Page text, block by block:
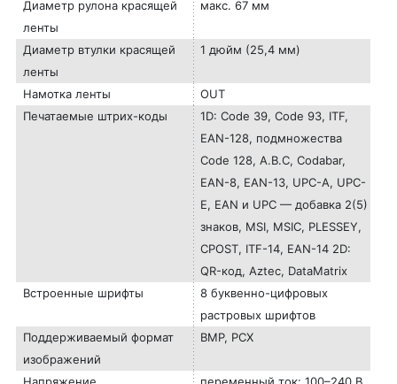
Диаметр рулона красящей
ленты
макс. 67 мм
Диаметр втулки красящей
ленты
1 дюйм (25,4 мм)
Намотка ленты
OUT
Печатаемые штрих-коды
1D: Code 39, Code 93, ITF,
EAN-128, подмножества
Code 128, A.B.C, Codabar,
EAN-8, EAN-13, UPC-A, UPC-
E, EAN и UPC — добавка 2(5)
знаков, MSI, MSIC, PLESSEY,
CPOST, ITF-14, EAN-14 2D:
QR-код, Aztec, DataMatrix
Встроенные шрифты
8 буквенно-цифровых
растровых шрифтов
Поддерживаемый формат
изображений
BMP, PCX